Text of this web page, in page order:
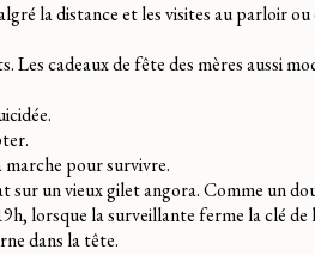
la distance et les visites au parloir
Les cadeaux de fête des mères aussi
pour survivre.
sur un vieux gilet angora. Comme un
lorsque la surveillante ferme la clé de
dans la tête.